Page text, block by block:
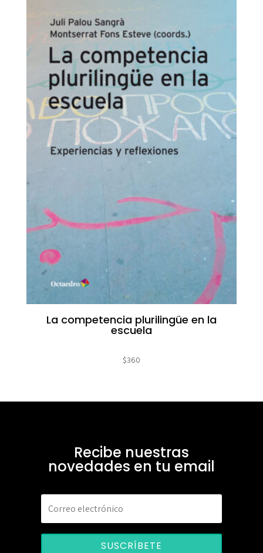
La competencia plurilingüe en la
escuela
$360
Recibe nuestras
novedades en tu email
SUSCRÍBETE